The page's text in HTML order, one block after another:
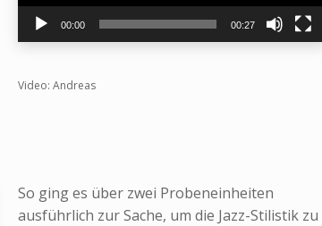
00:00 00:27
Video: Andreas
So ging es über zwei Probeneinheiten
ausführlich zur Sache, um die Jazz-Stilistik zu